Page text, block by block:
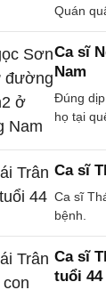
Quán
Ca sĩ
Nam
Đúng
họ tại
Ca sĩ
Ca sĩ
bệnh.
Ca sĩ
tuổi 44